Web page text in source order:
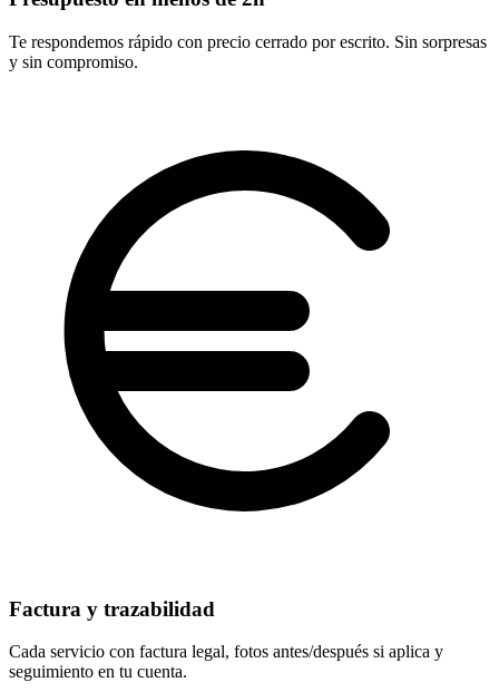
Te respondemos rápido con precio cerrado por escrito. Sin sorpresas
y sin compromiso.
Factura y trazabilidad
Cada servicio con factura legal, fotos antes/después si aplica y
seguimiento en tu cuenta.